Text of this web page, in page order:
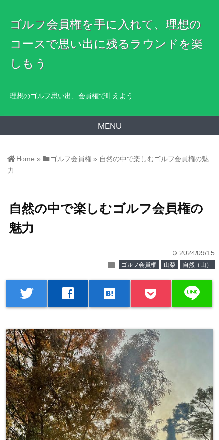
ゴルフ会員権を手に入れて、理想の
コースで思い出に残るラウンドを楽
しもう
理想のゴルフ思い出、会員権で叶えよう
MENU
Home » ゴルフ会員権 » 自然の中で楽しむゴルフ会員権の魅
力
自然の中で楽しむゴルフ会員権の
魅力
time 2024/09/15
folder ゴルフ会員権 山梨 自然（山）
twitter facebook hatenabookmark line